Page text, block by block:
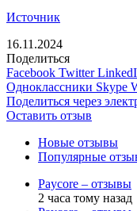
Источник
16.11.2024
Поделиться
Facebook Twitter
Одноклассники Skype
Поделиться через
Оставить отзыв
Новые отзывы
Популярные
Paycore – отзывы
2 часа тому назад